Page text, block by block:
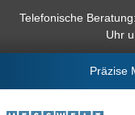
springen
Telefonische
Uhr
Präzise